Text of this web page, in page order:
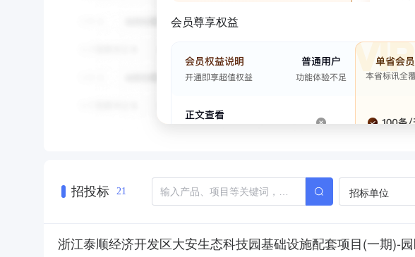
会员尊享权益
招投标 21 招标单位
浙江泰顺经济开发区大安生态科技园基础设施配套项目(一期)-